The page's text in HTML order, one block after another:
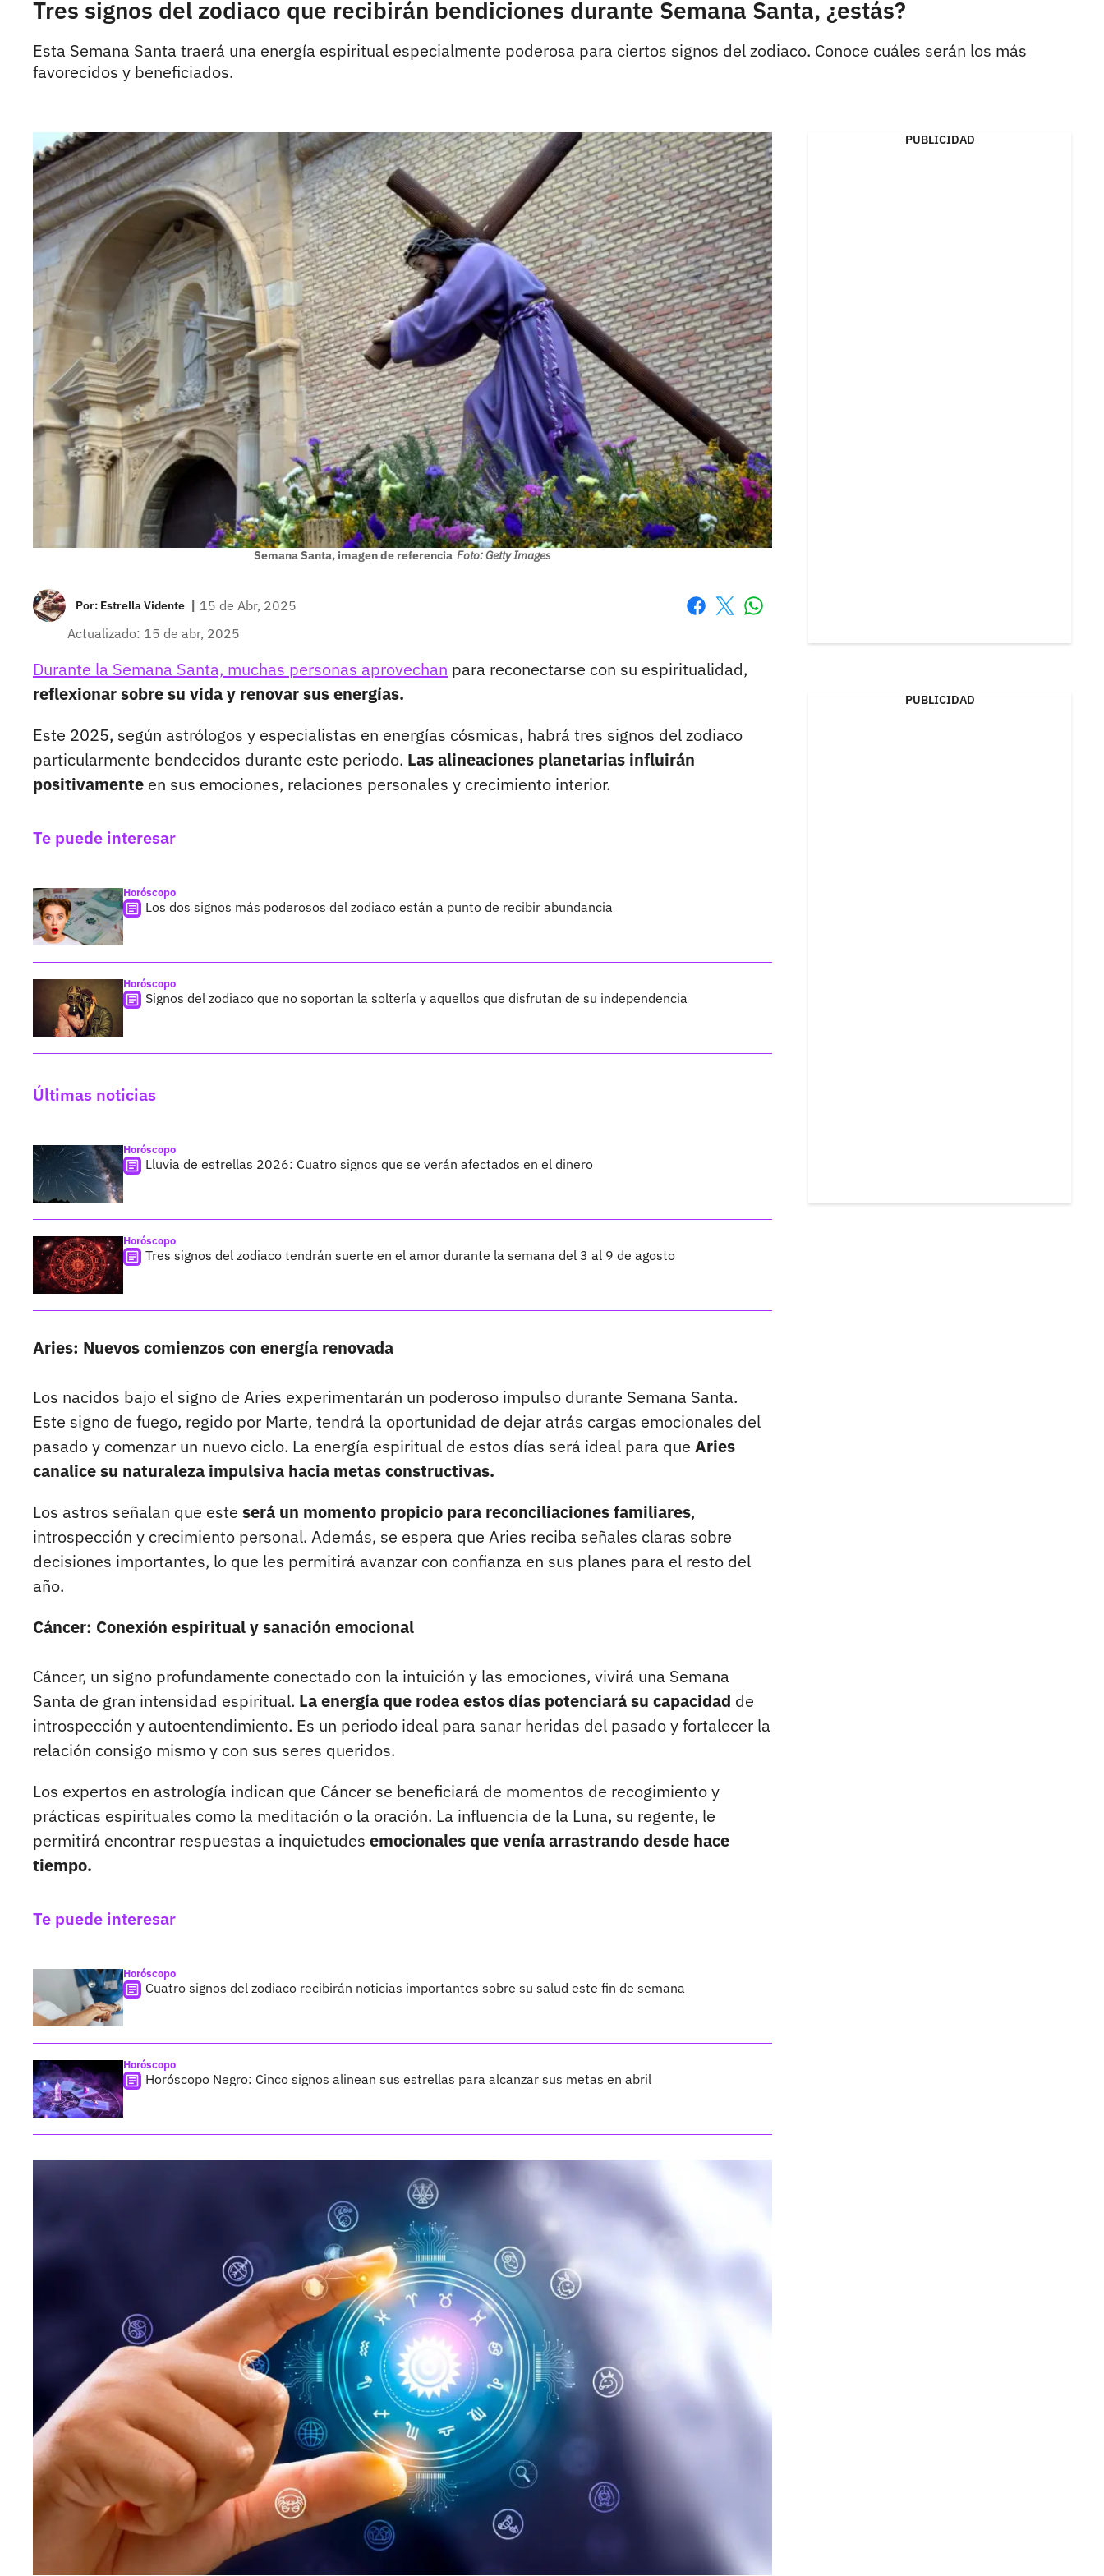
Tres signos del zodiaco que recibirán bendiciones durante Semana Santa, ¿estás?
Esta Semana Santa traerá una energía espiritual especialmente poderosa para ciertos signos del zodiaco. Conoce cuáles serán los más
favorecidos y beneficiados.
Semana Santa, imagen de referencia Foto: Getty Images
Por: Estrella Vidente | 15 de Abr, 2025
Actualizado: 15 de abr, 2025
Durante la Semana Santa, muchas personas aprovechan para reconectarse con su espiritualidad,
reflexionar sobre su vida y renovar sus energías.
Este 2025, según astrólogos y especialistas en energías cósmicas, habrá tres signos del zodiaco
particularmente bendecidos durante este periodo. Las alineaciones planetarias influirán
positivamente en sus emociones, relaciones personales y crecimiento interior.
Te puede interesar
Horóscopo
Los dos signos más poderosos del zodiaco están a punto de recibir abundancia
Horóscopo
Signos del zodiaco que no soportan la soltería y aquellos que disfrutan de su independencia
Últimas noticias
Horóscopo
Lluvia de estrellas 2026: Cuatro signos que se verán afectados en el dinero
Horóscopo
Tres signos del zodiaco tendrán suerte en el amor durante la semana del 3 al 9 de agosto
Aries: Nuevos comienzos con energía renovada
Los nacidos bajo el signo de Aries experimentarán un poderoso impulso durante Semana Santa.
Este signo de fuego, regido por Marte, tendrá la oportunidad de dejar atrás cargas emocionales del
pasado y comenzar un nuevo ciclo. La energía espiritual de estos días será ideal para que Aries
canalice su naturaleza impulsiva hacia metas constructivas.
Los astros señalan que este será un momento propicio para reconciliaciones familiares,
introspección y crecimiento personal. Además, se espera que Aries reciba señales claras sobre
decisiones importantes, lo que les permitirá avanzar con confianza en sus planes para el resto del
año.
Cáncer: Conexión espiritual y sanación emocional
Cáncer, un signo profundamente conectado con la intuición y las emociones, vivirá una Semana
Santa de gran intensidad espiritual. La energía que rodea estos días potenciará su capacidad de
introspección y autoentendimiento. Es un periodo ideal para sanar heridas del pasado y fortalecer la
relación consigo mismo y con sus seres queridos.
Los expertos en astrología indican que Cáncer se beneficiará de momentos de recogimiento y
prácticas espirituales como la meditación o la oración. La influencia de la Luna, su regente, le
permitirá encontrar respuestas a inquietudes emocionales que venía arrastrando desde hace
tiempo.
Te puede interesar
Horóscopo
Cuatro signos del zodiaco recibirán noticias importantes sobre su salud este fin de semana
Horóscopo
Horóscopo Negro: Cinco signos alinean sus estrellas para alcanzar sus metas en abril
PUBLICIDAD
PUBLICIDAD